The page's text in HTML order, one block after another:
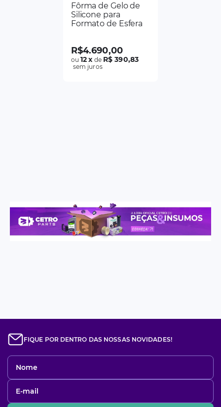
Fôrma de Gelo de
Silicone para
Formato de Esfera
R$4.690,00
ou12x de R$ 390,83
sem juros
FIQUE POR DENTRO DAS NOSSAS NOVIDADES!